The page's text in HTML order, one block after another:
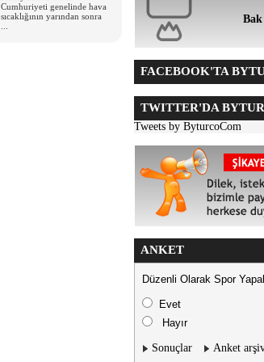
Cumhuriyeti genelinde hava
sıcaklığının yarından sonra
Bak
FACEBOOK'TA
TWITTER'DA
Tweets by ByturcoCom
ANKET
Düzenli Olarak Spor
Evet
Hayır
Sonuçlar Anket